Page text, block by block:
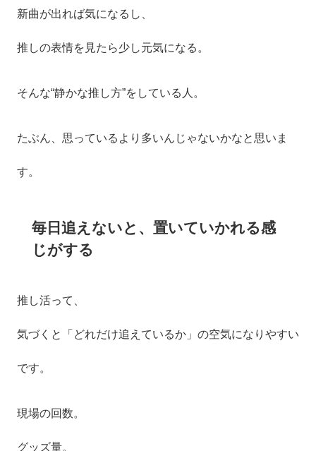
新曲が出れば気になるし、
推しの表情を見たら少し元気になる。
そんな“静かな推し方”をしている人。
たぶん、思っているより多いんじゃないかなと思いま
す。
毎日追えないと、置いていかれる感
じがする
推し活って、
気づくと「どれだけ追えているか」の空気になりやすい
です。
現場の回数。
グッズ量。